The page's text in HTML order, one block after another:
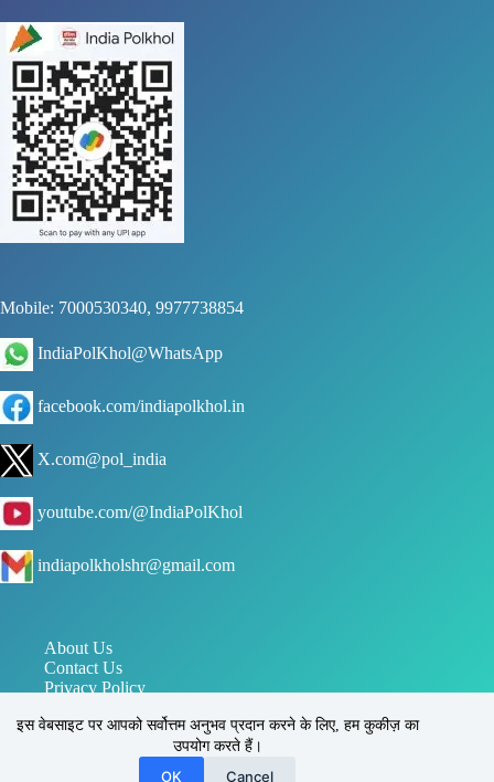
इस वेबसाइट पर आपको सर्वोत्तम अनुभव प्रदान करने के लिए, हम कुकीज़ का
उपयोग करते हैं।
OK Cancel
Mobile: 7000530340, 9977738854
IndiaPolKhol@WhatsApp
facebook.com/indiapolkhol.in
X.com@pol_india
youtube.com/@IndiaPolKhol
indiapolkholshr@gmail.com
About Us
Contact Us
Privacy Policy
पत्र सूचना कार्यालय PIB
इंडिया पोल खोल, सिहोरा, जबलपुर, मध्य प्रदेश, भारत 483225
Reg. No.: UAM - MP24D0031170